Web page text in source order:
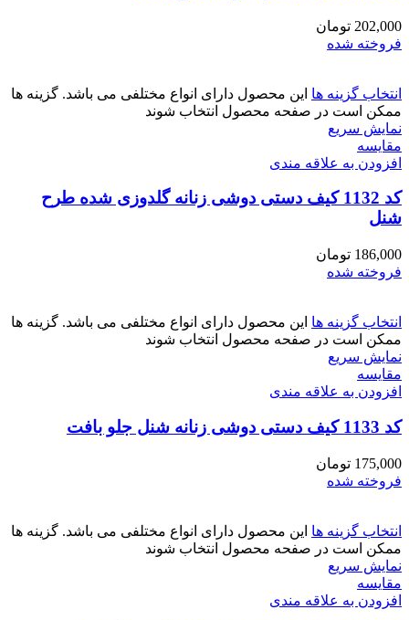
202,000 تومان
فروخته شده
انتخاب گزینه ها این محصول دارای انواع مختلفی می باشد. گزینه ها
ممکن است در صفحه محصول انتخاب شوند
نمایش سریع
مقايسه
افزودن به علاقه مندی
کد 1132 کیف دستی دوشی زنانه گلدوزی شده طرح
شنل
186,000 تومان
فروخته شده
انتخاب گزینه ها این محصول دارای انواع مختلفی می باشد. گزینه ها
ممکن است در صفحه محصول انتخاب شوند
نمایش سریع
مقايسه
افزودن به علاقه مندی
کد 1133 کیف دستی دوشی زنانه شنل جلو بافت
175,000 تومان
فروخته شده
انتخاب گزینه ها این محصول دارای انواع مختلفی می باشد. گزینه ها
ممکن است در صفحه محصول انتخاب شوند
نمایش سریع
مقايسه
افزودن به علاقه مندی